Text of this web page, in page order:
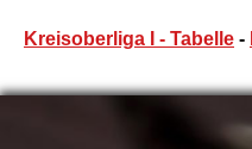
Kreisoberliga I - Tabelle -